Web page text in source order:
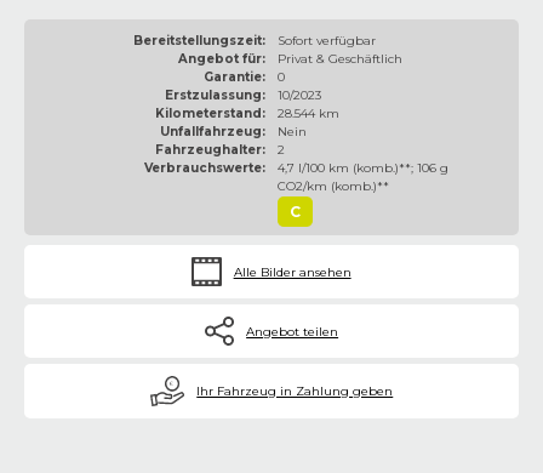
Bereitstellungszeit:
Sofort verfügbar
Angebot für:
Privat & Geschäftlich
Garantie:
0
Erstzulassung:
10/2023
Kilometerstand:
28.544 km
Unfallfahrzeug:
Nein
Fahrzeughalter:
2
Verbrauchswerte:
4,7 l/100 km (komb.)**; 106 g
CO2/km (komb.)**
C
Alle Bilder ansehen
Angebot teilen
€ Ihr Fahrzeug in Zahlung geben